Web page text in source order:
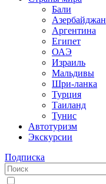
Бали
Азербайджан
Аргентина
Египет
ОАЭ
Израиль
Мальдивы
Шри-ланка
Турция
Таиланд
Тунис
Автотуризм
Экскурсии
Подписка